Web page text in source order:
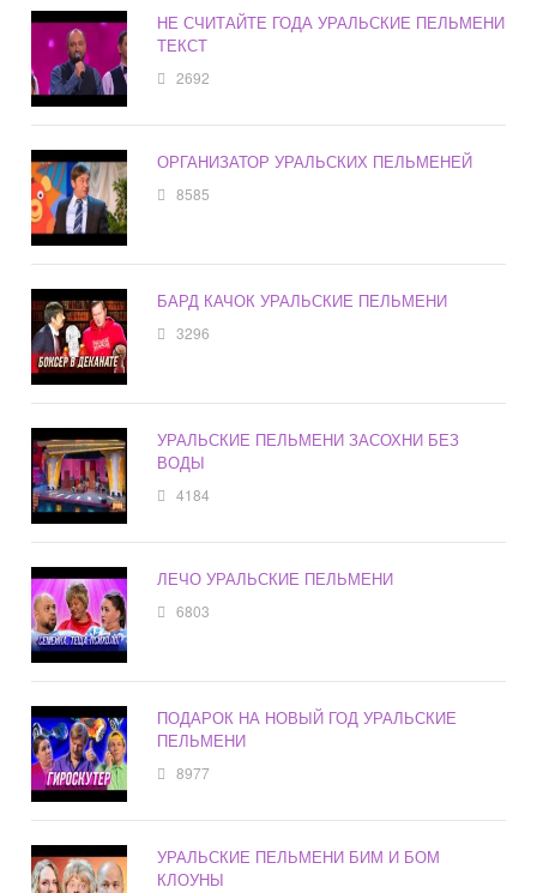
НЕ СЧИТАЙТЕ ГОДА УРАЛЬСКИЕ ПЕЛЬМЕНИ
ТЕКСТ
2692
ОРГАНИЗАТОР УРАЛЬСКИХ ПЕЛЬМЕНЕЙ
8585
БАРД КАЧОК УРАЛЬСКИЕ ПЕЛЬМЕНИ
3296
УРАЛЬСКИЕ ПЕЛЬМЕНИ ЗАСОХНИ БЕЗ
ВОДЫ
4184
ЛЕЧО УРАЛЬСКИЕ ПЕЛЬМЕНИ
6803
ПОДАРОК НА НОВЫЙ ГОД УРАЛЬСКИЕ
ПЕЛЬМЕНИ
8977
УРАЛЬСКИЕ ПЕЛЬМЕНИ БИМ И БОМ
КЛОУНЫ